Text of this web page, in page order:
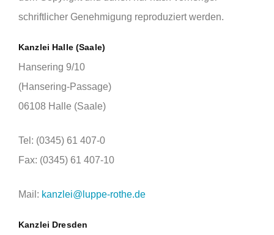
schriftlicher Genehmigung reproduziert werden.
Kanzlei Halle (Saale)
Hansering 9/10
(Hansering-Passage)
06108 Halle (Saale)
Tel: (0345) 61 407-0
Fax: (0345) 61 407-10
Mail: kanzlei@luppe-rothe.de
Kanzlei Dresden